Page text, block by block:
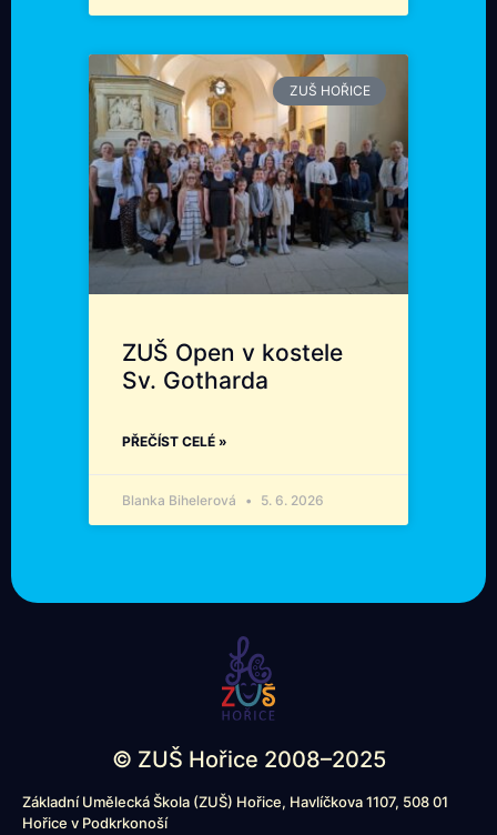
ZUŠ HOŘICE
ZUŠ Open v kostele
Sv. Gotharda
PŘEČÍST CELÉ »
Blanka Bihelerová 5. 6. 2026
© ZUŠ Hořice 2008–2025
Základní Umělecká Škola (ZUŠ) Hořice, Havlíčkova 1107, 508 01
Hořice v Podkrkonoší